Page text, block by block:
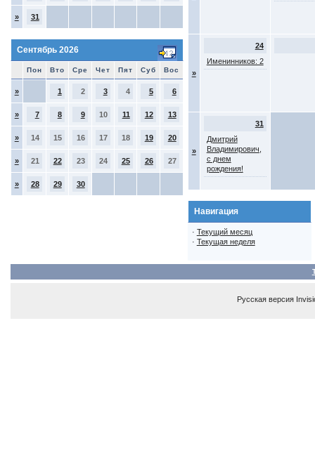
» 31
Сентябрь 2026
Пон Вто Сре Чет Пят Суб Вос
» 1 2 3 4 5 6
» 7 8 9 10 11 12 13
» 14 15 16 17 18 19 20
» 21 22 23 24 25 26 27
» 28 29 30
»
24
Именинников: 2
»
31
Дмитрий
Владимирович,
с днем
рождения!
Навигация
· Текущий месяц
· Текущая неделя
Русская версия